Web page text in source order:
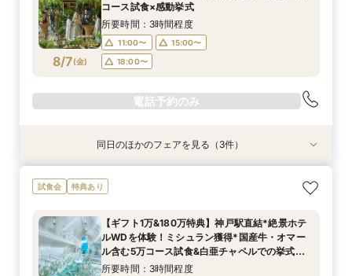
8/7(金)
コース試食×感動挙式
所要時間：3時間程度
11:00〜
15:00〜
18:00〜
電話予約のみ
8/7(金)
【スマホ&自宅でオンライン相談】来店不要！見
学前の不安も解消
11:00〜
15:00〜
18:00〜
特典あり
8/7(金)
【初見学に◎ドレス特典付】特選牛・オマール等
8品試食&挙式体験
11:00〜
15:00〜
18:00〜
特典あり
8/7(金)
【和婚希望＆和も洋もご検討されている方】挙式
体験×コース試食
11:00〜
15:00〜
18:00〜
同日のほかのフェアを見る（3件）
試食会 特典あり
【ギフト1万&180万特典】神戸駅直結*絶景ホテ
ルWDを体験！ミシュラン獲得*国産牛・オマー
ル含む5万コース試食&白亜チャペルでの挙式体
験
所要時間：3時間程度